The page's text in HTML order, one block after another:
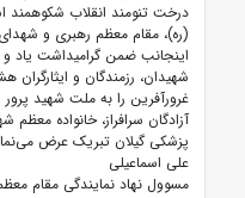
درخت تنومند انقلاب شکوهمند
(ره)، مقام معظم رهبری و شهدای
اینجانب ضمن گرامیداشت یاد
شهیدان، رزمندگان و
غرورآفرین را به ملت شهید پرور
آزادگان سرافراز، خانواده معظم
پزشکی گیلان تبریک عرض
علی اسماعیلی
مسوول نهاد نمایندگی مقام